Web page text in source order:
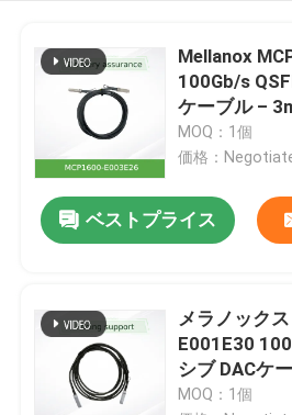
Mellanox
100Gb/s
ケーブル –
InfiniBand
MOQ：1個
価格：
ベストプライス
メラノック
E001E30
シブ DACケ
30AWG,EDR
MOQ：1個